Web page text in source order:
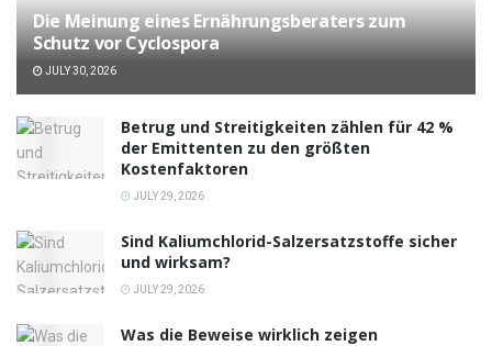
Die Meinung eines Ernährungsberaters zum
Schutz vor Cyclospora
JULY 30, 2026
Betrug und Streitigkeiten zählen für 42 %
der Emittenten zu den größten
Kostenfaktoren
JULY 29, 2026
Sind Kaliumchlorid-Salzersatzstoffe sicher
und wirksam?
JULY 29, 2026
Was die Beweise wirklich zeigen